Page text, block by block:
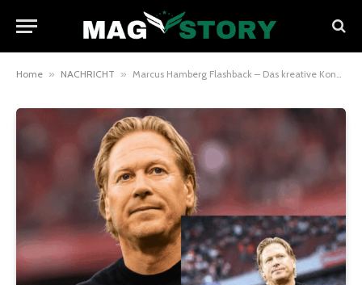
Home » NACHRICHT » Marcus Hamberg Flashback – Das kreative Konzept für moderne Rückblenden